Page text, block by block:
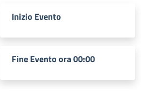
Inizio Evento
Fine Evento ora 00:00